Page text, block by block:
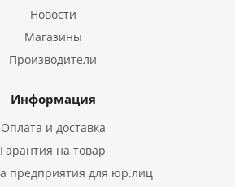
Новости
Магазины
Производители
Информация
Оплата и доставка
Гарантия на товар
предприятия для юр.лиц